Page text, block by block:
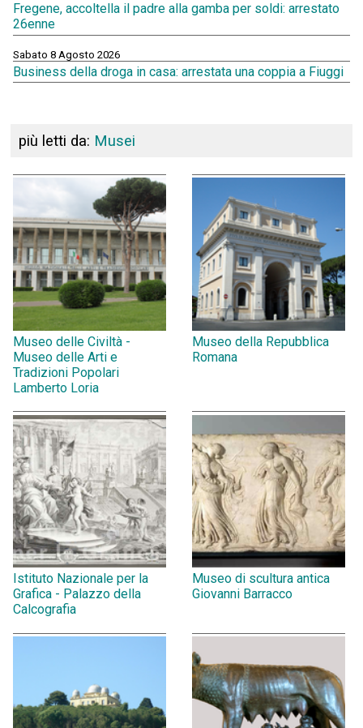
Fregene, accoltella il padre alla gamba per soldi: arrestato
26enne
Sabato 8 Agosto 2026
Business della droga in casa: arrestata una coppia a Fiuggi
più letti da: Musei
Museo delle Civiltà -
Museo delle Arti e
Tradizioni Popolari
Lamberto Loria
Museo della Repubblica
Romana
Istituto Nazionale per la
Grafica - Palazzo della
Calcografia
Museo di scultura antica
Giovanni Barracco